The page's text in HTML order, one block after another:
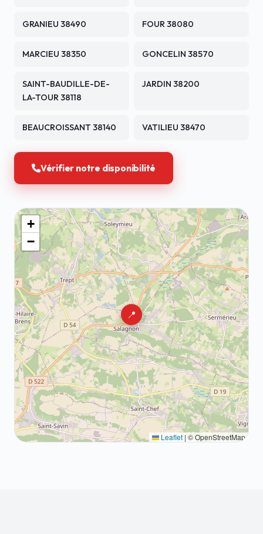
GRANIEU 38490 FOUR 38080
MARCIEU 38350 GONCELIN 38570
SAINT-BAUDILLE-DE-
LA-TOUR 38118
JARDIN 38200
BEAUCROISSANT 38140 VATILIEU 38470
Vérifier notre disponibilité
📍
+
−
Leaflet | © OpenStreetMap